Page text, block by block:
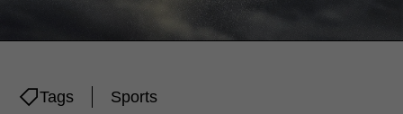
Tags Sports